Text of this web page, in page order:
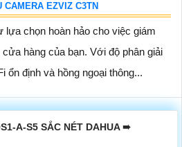
CAMERA EZVIZ C3TN
lựa chọn hoàn hảo cho việc giám
hàng của bạn. Với độ phân giải
ổn định và hồng ngoại thông...
A-S5 SẮC NÉT DAHUA ➠